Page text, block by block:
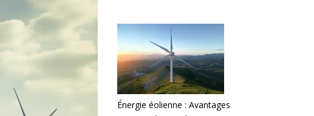
Énergie éolienne : Avantages